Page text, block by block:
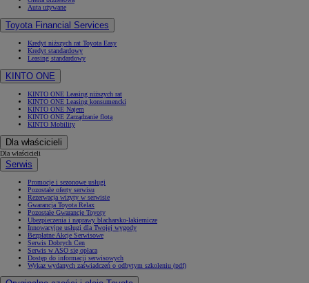
Auta używane
Toyota Financial Services
Kredyt niższych rat Toyota Easy
Kredyt standardowy
Leasing standardowy
KINTO ONE
KINTO ONE Leasing niższych rat
KINTO ONE Leasing konsumencki
KINTO ONE Najem
KINTO ONE Zarządzanie flotą
KINTO Mobility
Dla właścicieli
Dla właścicieli
Serwis
Promocje i sezonowe usługi
Pozostałe oferty serwisu
Rezerwacja wizyty w serwisie
Gwarancja Toyota Relax
Pozostałe Gwarancje Toyoty
Ubezpieczenia i naprawy blacharsko-lakiernicze
Innowacyjne usługi dla Twojej wygody
Bezpłatne Akcje Serwisowe
Serwis Dobrych Cen
Serwis w ASO się opłaca
Dostęp do informacji serwisowych
Wykaz wydanych zaświadczeń o odbytym szkoleniu (pdf)